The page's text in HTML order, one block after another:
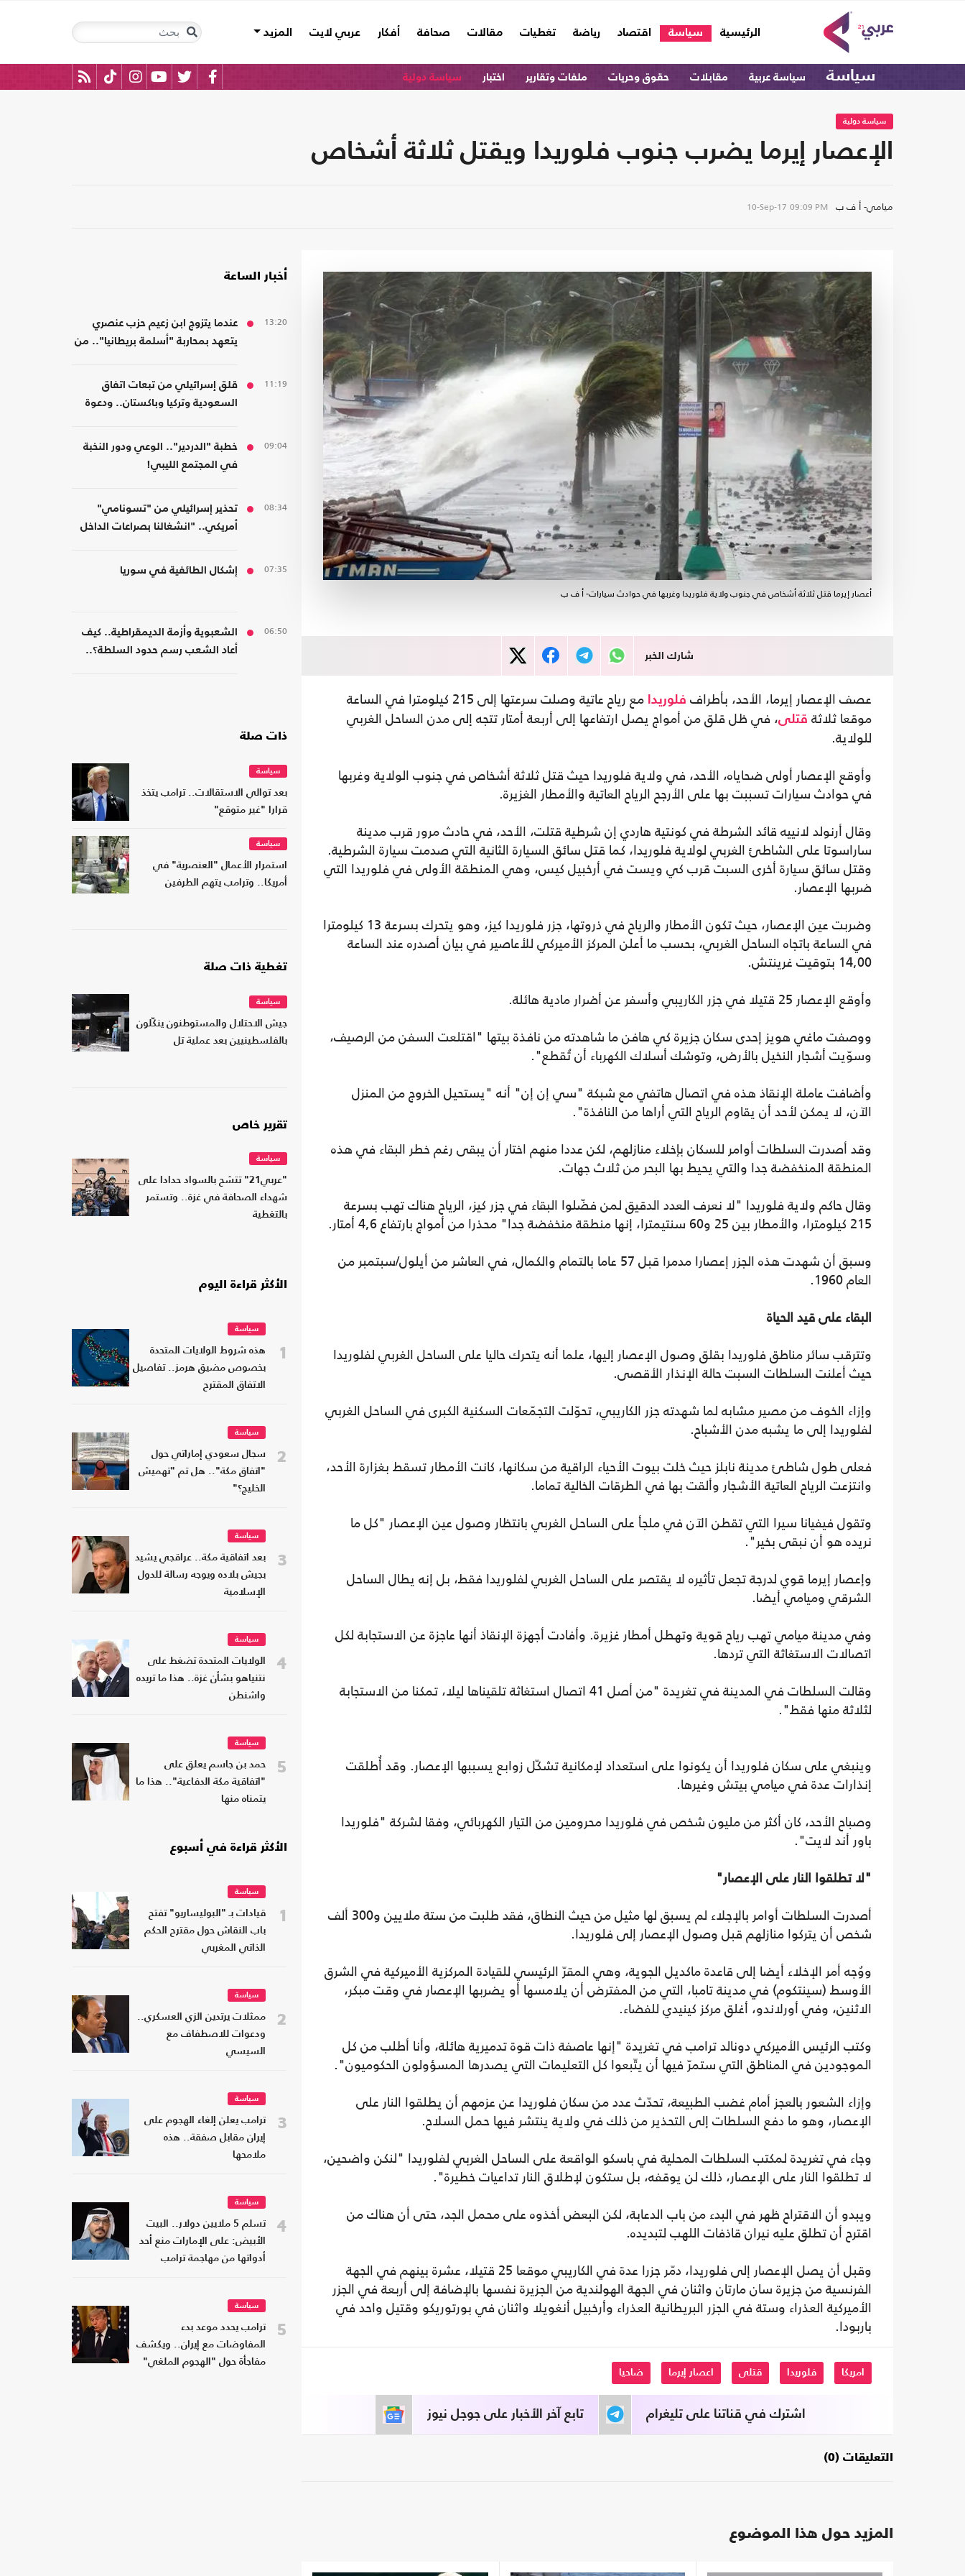
الرئيسية
(current) سياسة اقتصاد رياضة تغطيات مقالات صحافة أفكار عربي لايت المزيد
سياسة سياسة عربية مقابلات حقوق وحريات ملفات وتقارير اختبار سياسة دولية
سياسة دولية
الإعصار إيرما يضرب جنوب فلوريدا ويقتل ثلاثة أشخاص
ميامي- أ ف ب 10-Sep-17 09:09 PM
أعصار إيرما قتل ثلاثة أشخاص في جنوب ولاية فلوريدا وغربها في حوادث سيارات- أ ف ب
شارك الخبر
عصف الإعصار إيرما، الأحد، بأطراف فلوريدا
مع رياح عاتية وصلت سرعتها إلى 215 كيلومترا في الساعة
موقعا ثلاثة قتلى، في ظل قلق من أمواج يصل ارتفاعها إلى أربعة أمتار تتجه إلى مدن الساحل الغربي
للولاية.
وأوقع الإعصار أولى ضحاياه، الأحد، في ولاية فلوريدا حيث قتل ثلاثة أشخاص في جنوب الولاية وغربها
في حوادث سيارات تسببت بها على الأرجح الرياح العاتية والأمطار الغزيرة.
وقال أرنولد لانييه قائد الشرطة في كونتية هاردي إن شرطية قتلت، الأحد، في حادث مرور قرب مدينة
ساراسوتا على الشاطئ الغربي لولاية فلوريدا، كما قتل سائق السيارة الثانية التي صدمت سيارة الشرطية.
وقتل سائق سيارة أخرى السبت قرب كي ويست في أرخبيل كيس، وهي المنطقة الأولى في فلوريدا التي
ضربها الإعصار.
وضربت عين الإعصار، حيث تكون الأمطار والرياح في ذروتها، جزر فلوريدا كيز، وهو يتحرك بسرعة 13 كيلومترا
في الساعة باتجاه الساحل الغربي، بحسب ما أعلن المركز الأميركي للأعاصير في بيان أصدره عند الساعة
14,00 بتوقيت غرينتش.
وأوقع الإعصار 25 قتيلا في جزر الكاريبي وأسفر عن أضرار مادية هائلة.
ووصفت ماغي هويز إحدى سكان جزيرة كي هافن ما شاهدته من نافذة بيتها "اقتلعت السفن من الرصيف،
وسوّيت أشجار النخيل بالأرض، وتوشك أسلاك الكهرباء أن تُقطع".
وأضافت عاملة الإنقاذ هذه في اتصال هاتفي مع شبكة "سي إن إن" أنه "يستحيل الخروج من المنزل
الآن، لا يمكن لأحد أن يقاوم الرياح التي أراها من النافذة".
وقد أصدرت السلطات أوامر للسكان بإخلاء منازلهم، لكن عددا منهم اختار أن يبقى رغم خطر البقاء في هذه
المنطقة المنخفضة جدا والتي يحيط بها البحر من ثلاث جهات.
وقال حاكم ولاية فلوريدا "لا نعرف العدد الدقيق لمن فضّلوا البقاء في جزر كيز، الرياح هناك تهب بسرعة
215 كيلومترا، والأمطار بين 25 و60 سنتيمترا، إنها منطقة منخفضة جدا" محذرا من أمواج بارتفاع 4,6 أمتار.
وسبق أن شهدت هذه الجزر إعصارا مدمرا قبل 57 عاما بالتمام والكمال، في العاشر من أيلول/سبتمبر من
العام 1960.
البقاء على قيد الحياة
وتترقب سائر مناطق فلوريدا بقلق وصول الإعصار إليها، علما أنه يتحرك حاليا على الساحل الغربي لفلوريدا
حيث أعلنت السلطات السبت حالة الإنذار الأقصى.
وإزاء الخوف من مصير مشابه لما شهدته جزر الكاريبي، تحوّلت التجمّعات السكنية الكبرى في الساحل الغربي
لفلوريدا إلى ما يشبه مدن الأشباح.
فعلى طول شاطئ مدينة نابلز حيث خلت بيوت الأحياء الراقية من سكانها، كانت الأمطار تسقط بغزارة الأحد،
وانتزعت الرياح العاتية الأشجار وألقت بها في الطرقات الخالية تماما.
وتقول فيفيانا سيرا التي تقطن الآن في ملجأ على الساحل الغربي بانتظار وصول عين الإعصار "كل ما
نريده هو أن نبقى بخير".
وإعصار إيرما قوي لدرجة تجعل تأثيره لا يقتصر على الساحل الغربي لفلوريدا فقط، بل إنه يطال الساحل
الشرقي وميامي أيضا.
وفي مدينة ميامي تهب رياح قوية وتهطل أمطار غزيرة. وأفادت أجهزة الإنقاذ أنها عاجزة عن الاستجابة لكل
اتصالات الاستغاثة التي تردها.
وقالت السلطات في المدينة في تغريدة "من أصل 41 اتصال استغاثة تلقيناها ليلا، تمكنا من الاستجابة
لثلاثة منها فقط".
وينبغي على سكان فلوريدا أن يكونوا على استعداد لإمكانية تشكّل زوابع يسببها الإعصار. وقد أُطلقت
إنذارات عدة في ميامي بيتش وغيرها.
وصباح الأحد، كان أكثر من مليون شخص في فلوريدا محرومين من التيار الكهربائي، وفقا لشركة "فلوريدا
باور أند لايت".
"لا تطلقوا النار على الإعصار"
أصدرت السلطات أوامر بالإجلاء لم يسبق لها مثيل من حيث النطاق، فقد طلبت من ستة ملايين و300 ألف
شخص أن يتركوا منازلهم قبل وصول الإعصار إلى فلوريدا.
ووُجه أمر الإخلاء أيضا إلى قاعدة ماكديل الجوية، وهي المقرّ الرئيسي للقيادة المركزية الأميركية في الشرق
الأوسط (سينتكوم) في مدينة تامبا، التي من المفترض أن يلامسها أو يضربها الإعصار في وقت مبكر،
الاثنين، وفي أورلاندو، أغلق مركز كينيدي للفضاء.
وكتب الرئيس الأميركي دونالد ترامب في تغريدة "إنها عاصفة ذات قوة تدميرية هائلة، وأنا أطلب من كل
الموجودين في المناطق التي ستمرّ فيها أن يتّبعوا كل التعليمات التي يصدرها المسؤولون الحكوميون".
وإزاء الشعور بالعجز أمام غضب الطبيعة، تحدّث عدد من سكان فلوريدا عن عزمهم أن يطلقوا النار على
الإعصار، وهو ما دفع السلطات إلى التحذير من ذلك في ولاية ينتشر فيها حمل السلاح.
وجاء في تغريدة لمكتب السلطات المحلية في باسكو الواقعة على الساحل الغربي لفلوريدا "لنكن واضحين،
لا تطلقوا النار على الإعصار، ذلك لن يوقفه، بل ستكون لإطلاق النار تداعيات خطيرة".
ويبدو أن الاقتراح ظهر في البدء من باب الدعابة، لكن البعض أخذوه على محمل الجد، حتى أن هناك من
اقترح أن تطلق عليه نيران قاذفات اللهب لتبديده.
وقبل أن يصل الإعصار إلى فلوريدا، دمّر جزرا عدة في الكاريبي موقعا 25 قتيلا، عشرة بينهم في الجهة
الفرنسية من جزيرة سان مارتان واثنان في الجهة الهولندية من الجزيرة نفسها بالإضافة إلى أربعة في الجزر
الأميركية العذراء وستة في الجزر البريطانية العذراء وأرخبيل أنغويلا واثنان في بورتوريكو وقتيل واحد في
باربودا.
امريكا فلوريدا قتلى اعصار إيرما ضاحيا
تابع آخر الأخبار على جوجل نيوز اشترك في قناتنا على تليغرام
التعليقات (0)
المزيد حول هذا الموضوع
أخبار الساعة
13:20
عندما يتزوج ابن زعيم حزب عنصري
يتعهد بمحاربة "أسلمة بريطانيا".. من
11:19
قلق إسرائيلي من تبعات اتفاق
السعودية وتركيا وباكستان.. ودعوة
09:04
خطبة "الدردير".. الوعي ودور النخبة
في المجتمع الليبي!
08:34
تحذير إسرائيلي من "تسونامي"
أمريكي.. "انشغالنا بصراعات الداخل
07:35 إشكال الطائفية في سوريا
06:50
الشعبوية وأزمة الديمقراطية.. كيف
أعاد الشعب رسم حدود السلطة؟..
ذات صلة
سياسة
بعد توالي الاستقالات.. ترامب يتخذ
قرارا "غير متوقع"
سياسة
استمرار الأعمال "العنصرية" في
أمريكا.. وترامب يتهم الطرفين
تغطية ذات صلة
سياسة
جيش الاحتلال والمستوطنون ينكّلون
بالفلسطينيين بعد عملية تل
تقرير خاص
سياسة
"عربي21" تتشح بالسواد حدادا على
شهداء الصحافة في غزة.. وتستمر
بالتغطية
الأكثر قراءة اليوم
1
سياسة
هذه شروط الولايات المتحدة
بخصوص مضيق هرمز.. تفاصيل
الاتفاق المقترح
2
سياسة
سجال سعودي إماراتي حول
"اتفاق مكة".. هل تم "تهميش
الخليج؟"
3
سياسة
بعد اتفاقية مكة.. عراقجي يشيد
بجيش بلاده ويوجه رسالة للدول
الإسلامية
4
سياسة
الولايات المتحدة تضغط على
نتنياهو بشأن غزة.. هذا ما تريده
واشنطن
5
سياسة
حمد بن جاسم يعلق على
"اتفاقية مكة الدفاعية".. هذا ما
يتمناه منها
الأكثر قراءة في أسبوع
1
سياسة
قيادات بـ "البوليساريو" تفتح
باب النقاش حول مقترح الحكم
الذاتي المغربي
2
سياسة
ممثلات يرتدين الزي العسكري..
ودعوات للاصطفاف مع
السيسي
3
سياسة
ترامب يعلن إلغاء الهجوم على
إيران مقابل صفقة.. هذه
ملامحها
4
سياسة
تسلم 5 ملايين دولار.. البيت
الأبيض: على الإمارات منع أحد
أدواتها من مهاجمة ترامب
5
سياسة
ترامب يحدد موعد بدء
المفاوضات مع إيران.. ويكشف
مفاجأة حول "الهجوم الملغي"